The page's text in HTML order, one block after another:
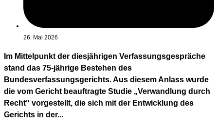
26. Mai 2026
Im Mittelpunkt der diesjährigen Verfassungsgespräche
stand das 75-jährige Bestehen des
Bundesverfassungsgerichts. Aus diesem Anlass wurde
die vom Gericht beauftragte Studie „Verwandlung durch
Recht" vorgestellt, die sich mit der Entwicklung des
Gerichts in der...